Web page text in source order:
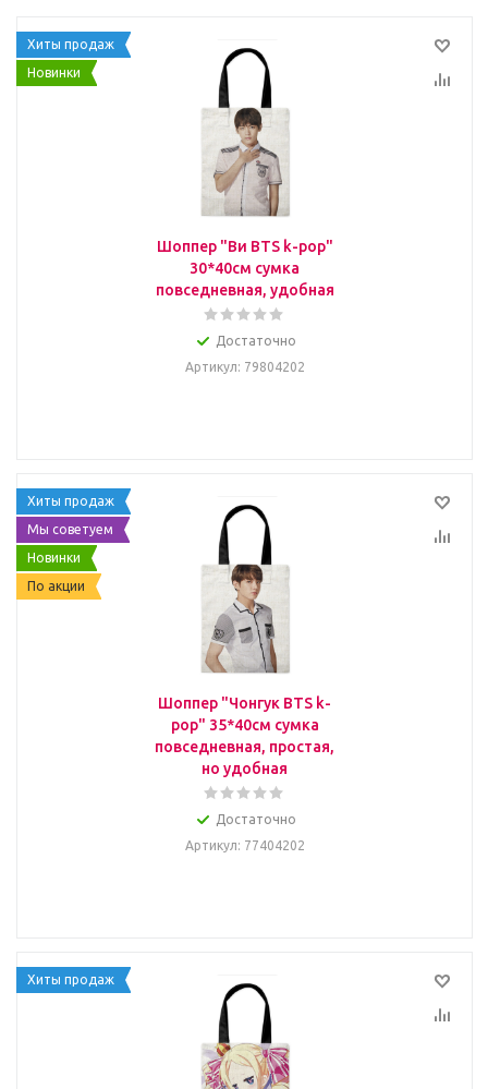
Хиты продаж
Новинки
Шоппер "Ви BTS k-pop"
30*40см сумка
повседневная, удобная
Достаточно
Артикул: 79804202
Хиты продаж
Мы советуем
Новинки
По акции
Шоппер "Чонгук BTS k-
pop" 35*40см сумка
повседневная, простая,
но удобная
Достаточно
Артикул: 77404202
Хиты продаж